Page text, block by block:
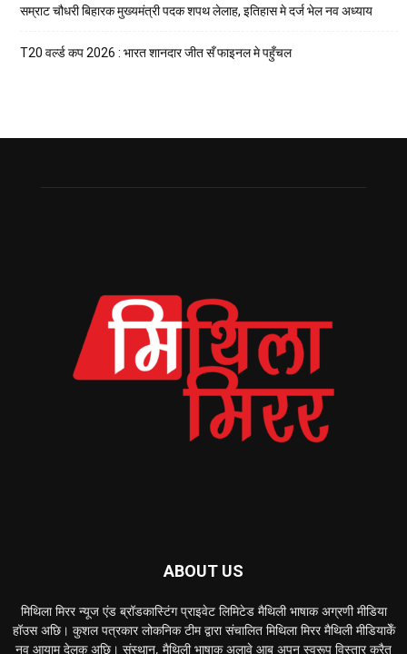
सम्राट चौधरी बिहारक मुख्यमंत्री पदक शपथ लेलाह, इतिहास मे दर्ज भेल नव अध्याय
T20 वर्ल्ड कप 2026 : भारत शानदार जीत सँ फाइनल मे पहुँचल
ABOUT US
मिथिला मिरर न्यूज एंड ब्रॉडकास्टिंग प्राइवेट लिमिटेड मैथिली भाषाक अग्रणी मीडिया
हॉउस अछि। कुशल पत्रकार लोकनिक टीम द्वारा संचालित मिथिला मिरर मैथिली मीडियाकेँ
नव आयाम देलक अछि। संस्थान, मैथिली भाषाक अलावे आब अपन स्वरूप विस्तार करैत